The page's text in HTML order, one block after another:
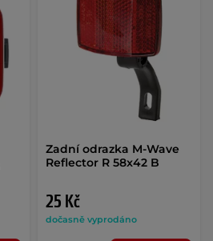
Zadní odrazka M-Wave
Reflector R 58x42 B
25 Kč
dočasně vyprodáno